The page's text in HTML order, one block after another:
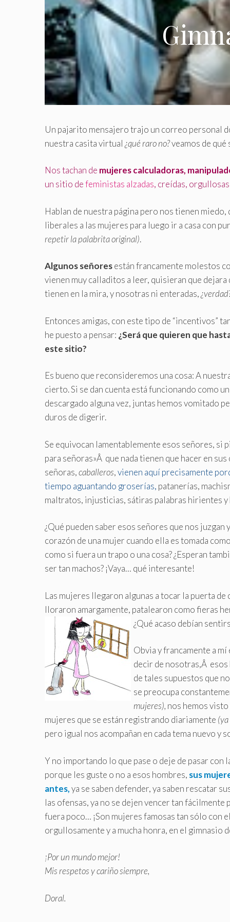
Un pajarito mensajero trajo un correo personal
nuestra casita virtual ¿qué raro no?veamos de qué
Nos tachan de mujeres calculadoras,
un sitio defeministas alzadas, creídas,
Hablan de nuestra página pero nos tienen miedo,
liberales a las mujeres para luego ir a casa con
repetir la palabrita original).
Algunos señoresestán francamente molestos
vienen muy calladitos a leer, quisieran que
tienen en la mira, y nosotras ni enteradas,
Entonces amigas, con este tipo de “incentivos”
he puesto a pensar: ¿Será que quieren que
este sitio?
Es bueno que reconsideremos una cosa: A
cierto. Si se dan cuenta está funcionando como un
descargado alguna vez, juntas hemos vomitado
duros de digerir.
Se equivocan lamentablemente esos señores, si
para señoras»Â que nada tienen que hacer en
señoras,caballeros,vienen aquí precisamente
tiempo aguantando groserías, patanerías,
maltratos, injusticias, sátiras palabras hirientes
¿Qué pueden saber esos señores que nos juzgan
corazón de una mujer cuando ella es tomada
como si fuera un trapo o una cosa? ¿Esperan
ser tan machos? ¡Vaya… qué interesante!
Las mujeres llegaron algunas a tocar la puerta de
lloraron amargamente, patalearon como fieras
¿Qué acaso debían
Obvia y francamente a
decir de nosotras,Â esos
de tales supuestos que
se preocupa
mujeres), nos hemos
mujeres que se están registrando diariamente
pero igual nos acompañan en cada tema nuevo
Y no importando lo que pase o deje de pasar
porque les guste o no a esos hombres, sus
antes,ya se saben defender, ya saben rescatar
las ofensas, ya no se dejen vencer tan
fuera poco… ¡Son mujeres famosas tan sólo con
orgullosamente y a mucha honra, en el gimnasio
¡Por un mundo mejor!
Mis respetos y cariño siempre,
Doral.